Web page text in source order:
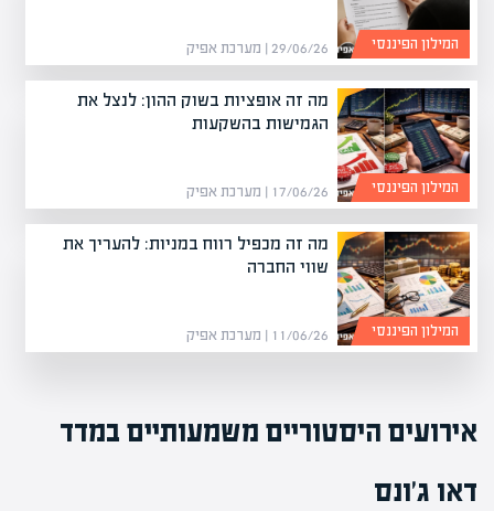
29/06/26 | מערכת אפיק המילון הפיננסי
מה זה אופציות בשוק ההון: לנצל את
הגמישות בהשקעות
17/06/26 | מערכת אפיק המילון הפיננסי
מה זה מכפיל רווח במניות: להעריך את
שווי החברה
11/06/26 | מערכת אפיק המילון הפיננסי
אירועים היסטוריים משמעותיים במדד
דאו ג'ונס